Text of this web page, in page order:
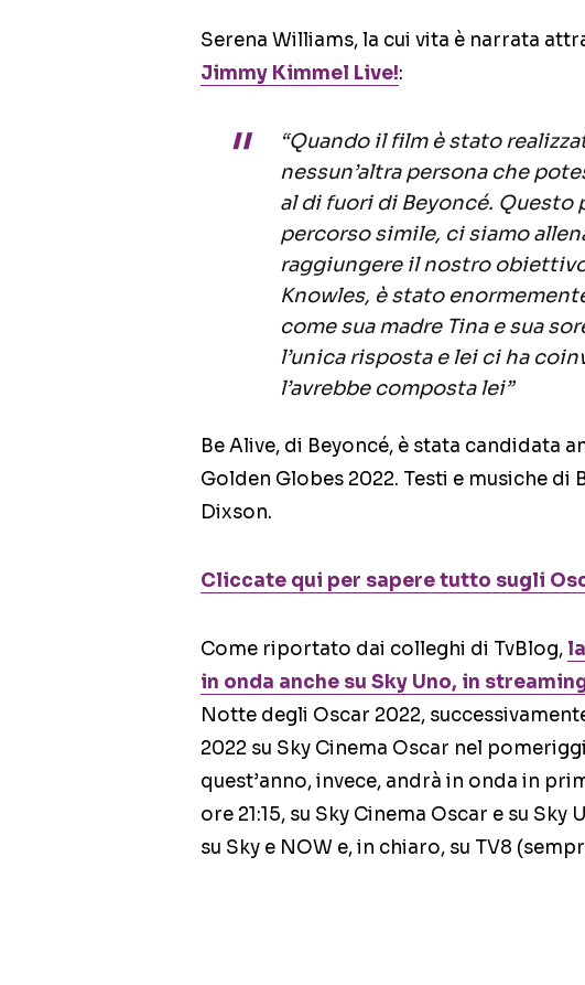
Serena Williams, la cui vita è narrata
Jimmy Kimmel Live!:
“Quando il film è stato
nessun’altra persona che
al di fuori di Beyoncé. Questo
percorso simile, ci siamo
raggiungere il nostro
Knowles, è stato
come sua madre Tina e sua
l’unica risposta e lei ci ha
l’avrebbe composta lei”
Be Alive, di Beyoncé, è stata candidata
Golden Globes 2022. Testi e musiche di
Dixson.
Cliccate qui per sapere tutto sugli
Come riportato dai colleghi di TvBlog,
in onda anche su Sky Uno, in
Notte degli Oscar 2022,
2022 su Sky Cinema Oscar nel
quest’anno, invece, andrà in onda in
ore 21:15, su Sky Cinema Oscar e su
su Sky e NOW e, in chiaro, su TV8